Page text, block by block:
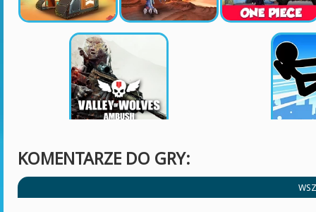
KOMENTARZE DO GRY: